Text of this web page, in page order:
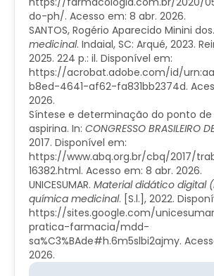
do-ph/. Acesso em: 8 abr. 2026.
SANTOS, Rogério Aparecido Minini dos.
medicinal. Indaial, SC: Arqué, 2023.
2025. 224 p.: il. Disponível em:
https://acrobat.adobe.com/id/
b8ed-4641-af62-fa831bb2374d.
2026.
Síntese e determinação do ponto
aspirina. In: CONGRESSO BRASILEIRO
2017. Disponível em:
https://www.abq.org.br/cbq/2017/
16382.html. Acesso em: 8 abr. 2026.
UNICESUMAR. Material didático digital
química medicinal. [S.l.], 2022.
https://sites.google.com/
pratica-farmacia/mdd-
sa%C3%BAde#h.6m5slbi2ajmy.
2026.